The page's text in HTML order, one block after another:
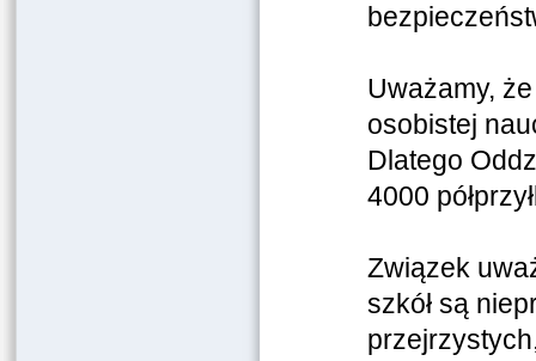
Uważamy,
osobistej
Dlatego
4000
Związek
szkół są